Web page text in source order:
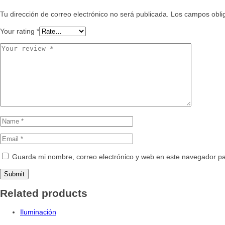
Tu dirección de correo electrónico no será publicada. Los campos
Your rating *
Guarda mi nombre, correo electrónico y web en este navegador
Related products
Iluminación